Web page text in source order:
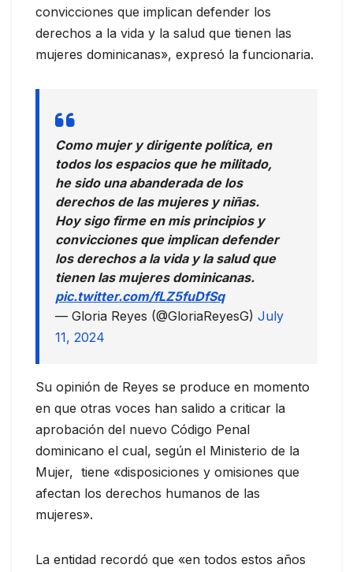
convicciones que implican defender los
derechos a la vida y la salud que tienen las
mujeres dominicanas», expresó la funcionaria.
Como mujer y dirigente política, en
todos los espacios que he militado,
he sido una abanderada de los
derechos de las mujeres y niñas.
Hoy sigo firme en mis principios y
convicciones que implican defender
los derechos a la vida y la salud que
tienen las mujeres dominicanas.
pic.twitter.com/fLZ5fuDfSq
— Gloria Reyes (@GloriaReyesG) July
11, 2024
Su opinión de Reyes se produce en momento
en que otras voces han salido a criticar la
aprobación del nuevo Código Penal
dominicano el cual, según el Ministerio de la
Mujer, tiene «disposiciones y omisiones que
afectan los derechos humanos de las
mujeres».
La entidad recordó que «en todos estos años